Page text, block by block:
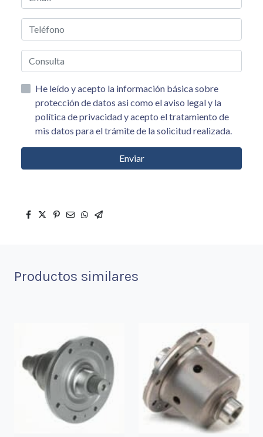
He leído y acepto la información básica sobre
protección de datos asi como el aviso legal y la
política de privacidad y acepto el tratamiento de
mis datos para el trámite de la solicitud realizada.
Enviar
Productos similares